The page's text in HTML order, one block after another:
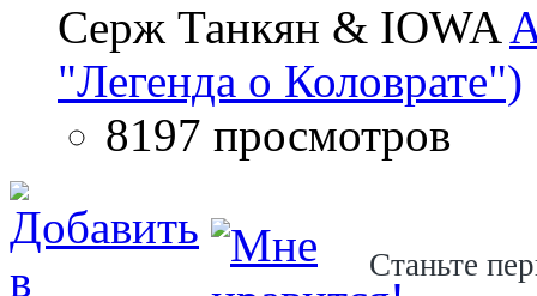
Серж Танкян & IOWA
"Легенда о Коловрате")
8197 просмотров
Станьте